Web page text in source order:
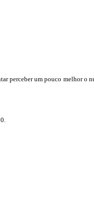
perceber um pouco melhor o